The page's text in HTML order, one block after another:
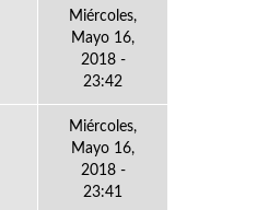
Miércoles,
Mayo 16,
2018 -
23:42
Miércoles,
Mayo 16,
2018 -
23:41